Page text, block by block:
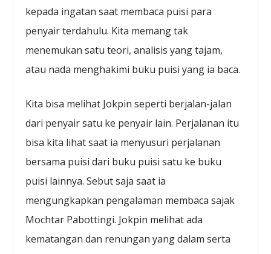
kepada ingatan saat membaca puisi para
penyair terdahulu. Kita memang tak
menemukan satu teori, analisis yang tajam,
atau nada menghakimi buku puisi yang ia baca.
Kita bisa melihat Jokpin seperti berjalan-jalan
dari penyair satu ke penyair lain. Perjalanan itu
bisa kita lihat saat ia menyusuri perjalanan
bersama puisi dari buku puisi satu ke buku
puisi lainnya. Sebut saja saat ia
mengungkapkan pengalaman membaca sajak
Mochtar Pabottingi. Jokpin melihat ada
kematangan dan renungan yang dalam serta